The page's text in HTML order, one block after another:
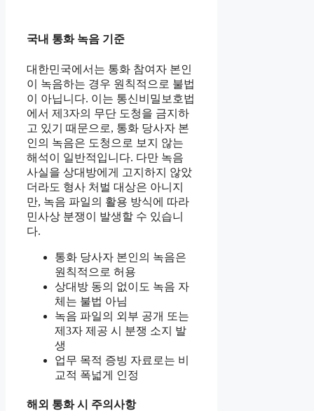
국내 통화 녹음 기준
대한민국에서는 통화 참여자 본인
이 녹음하는 경우 원칙적으로 불법
이 아닙니다. 이는 통신비밀보호법
에서 제3자의 무단 도청을 금지하
고 있기 때문으로, 통화 당사자 본
인의 녹음은 도청으로 보지 않는
해석이 일반적입니다. 다만 녹음
사실을 상대방에게 고지하지 않았
더라도 형사 처벌 대상은 아니지
만, 녹음 파일의 활용 방식에 따라
민사상 분쟁이 발생할 수 있습니
다.
통화 당사자 본인의 녹음은
원칙적으로 허용
상대방 동의 없이도 녹음 자
체는 불법 아님
녹음 파일의 외부 공개 또는
제3자 제공 시 분쟁 소지 발
생
업무 목적 증빙 자료로는 비
교적 폭넓게 인정
해외 통화 시 주의사항